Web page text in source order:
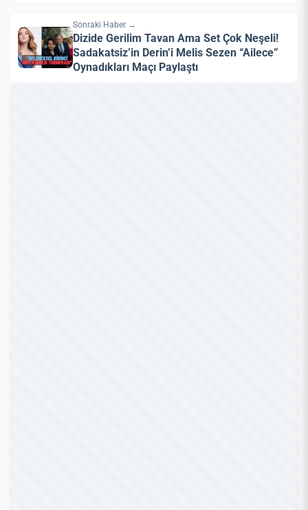
Sonraki Haber →
Dizide Gerilim Tavan Ama Set Çok Neşeli!
Sadakatsiz’in Derin’i Melis Sezen “Ailece”
Oynadıkları Maçı Paylaştı